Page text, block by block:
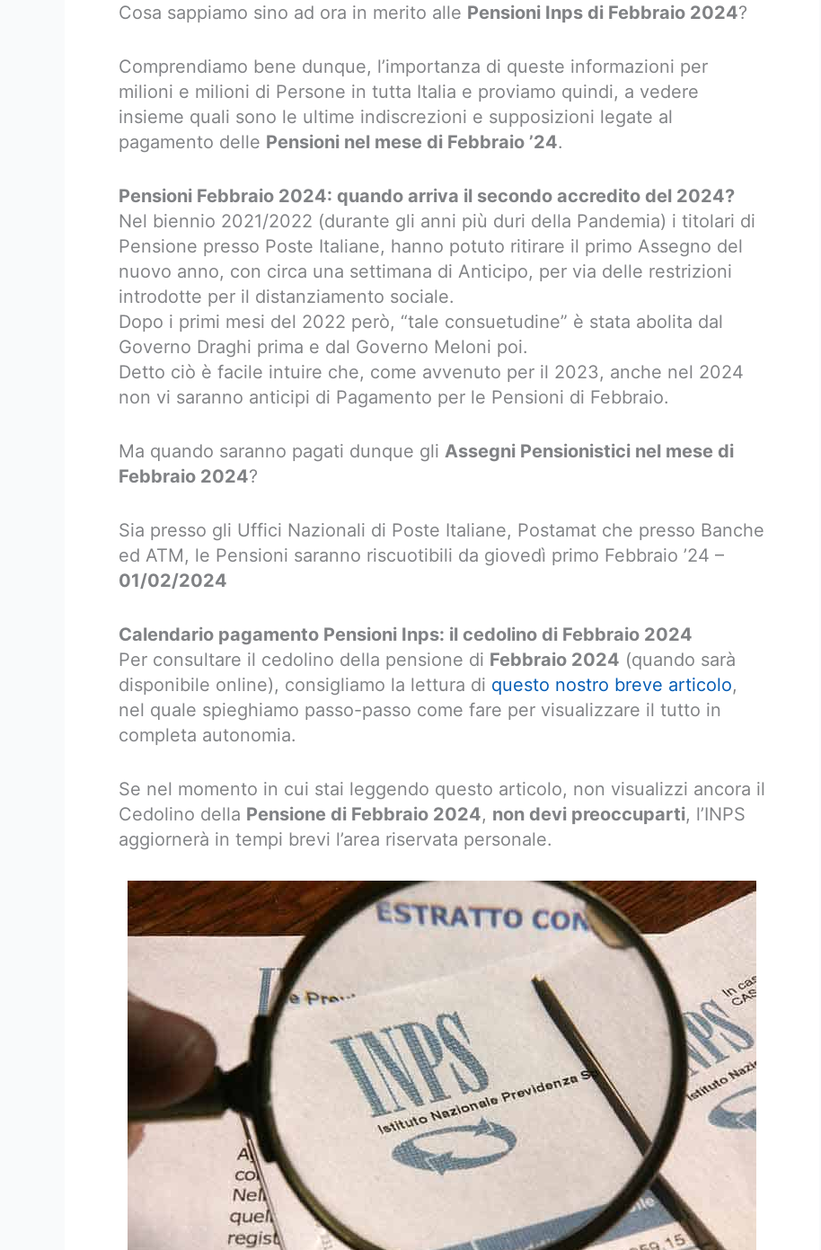
Cosa sappiamo sino ad ora in merito alle Pensioni Inps di Febbraio 2024?
Comprendiamo bene dunque, l’importanza di queste informazioni per
milioni e milioni di Persone in tutta Italia e proviamo quindi, a vedere
insieme quali sono le ultime indiscrezioni e supposizioni legate al
pagamento delle Pensioni nel mese di Febbraio ’24.
Pensioni Febbraio 2024: quando arriva il secondo accredito del 2024?
Nel biennio 2021/2022 (durante gli anni più duri della Pandemia) i titolari di
Pensione presso Poste Italiane, hanno potuto ritirare il primo Assegno del
nuovo anno, con circa una settimana di Anticipo, per via delle restrizioni
introdotte per il distanziamento sociale.
Dopo i primi mesi del 2022 però, “tale consuetudine” è stata abolita dal
Governo Draghi prima e dal Governo Meloni poi.
Detto ciò è facile intuire che, come avvenuto per il 2023, anche nel 2024
non vi saranno anticipi di Pagamento per le Pensioni di Febbraio.
Ma quando saranno pagati dunque gli Assegni Pensionistici nel mese di
Febbraio 2024?
Sia presso gli Uffici Nazionali di Poste Italiane, Postamat che presso Banche
ed ATM, le Pensioni saranno riscuotibili da giovedì primo Febbraio ’24 –
01/02/2024
Calendario pagamento Pensioni Inps: il cedolino di Febbraio 2024
Per consultare il cedolino della pensione di Febbraio 2024 (quando sarà
disponibile online), consigliamo la lettura di questo nostro breve articolo,
nel quale spieghiamo passo-passo come fare per visualizzare il tutto in
completa autonomia.
Se nel momento in cui stai leggendo questo articolo, non visualizzi ancora il
Cedolino della Pensione di Febbraio 2024, non devi preoccuparti, l’INPS
aggiornerà in tempi brevi l’area riservata personale.